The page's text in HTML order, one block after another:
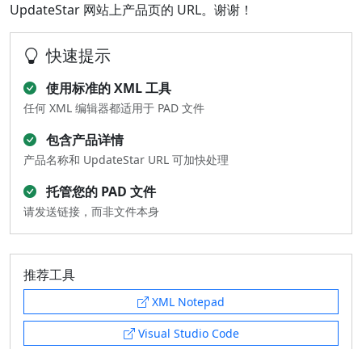
UpdateStar 网站上产品页的 URL。谢谢！
快速提示
使用标准的 XML 工具
任何 XML 编辑器都适用于 PAD 文件
包含产品详情
产品名称和 UpdateStar URL 可加快处理
托管您的 PAD 文件
请发送链接，而非文件本身
推荐工具
XML Notepad
Visual Studio Code